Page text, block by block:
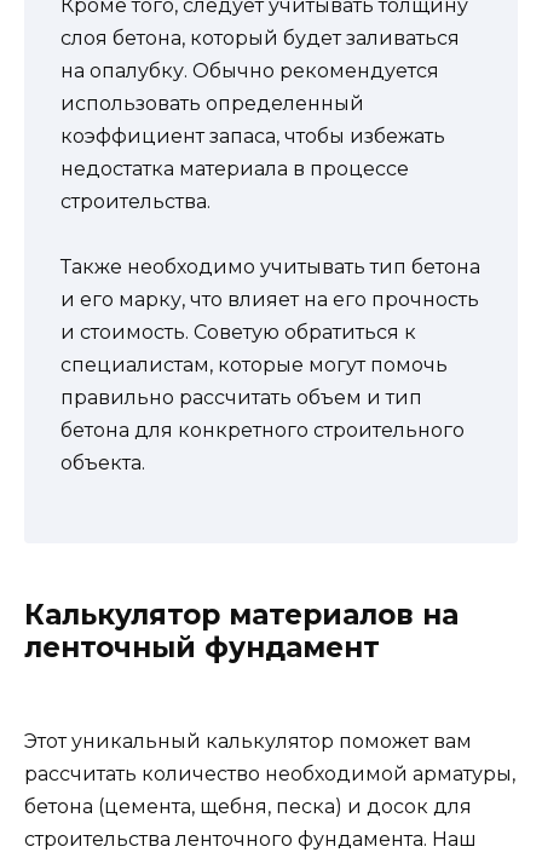
Кроме того, следует учитывать толщину
слоя бетона, который будет заливаться
на опалубку. Обычно рекомендуется
использовать определенный
коэффициент запаса, чтобы избежать
недостатка материала в процессе
строительства.
Также необходимо учитывать тип бетона
и его марку, что влияет на его прочность
и стоимость. Советую обратиться к
специалистам, которые могут помочь
правильно рассчитать объем и тип
бетона для конкретного строительного
объекта.
Калькулятор материалов на
ленточный фундамент
Этот уникальный калькулятор поможет вам
рассчитать количество необходимой арматуры,
бетона (цемента, щебня, песка) и досок для
строительства ленточного фундамента. Наш